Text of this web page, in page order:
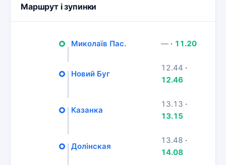
Маршрут і зупинки
Миколаїв Пас. — · 11.20
Новий Буг
12.44 ·
12.46
Казанка
13.13 ·
13.15
Долінская
13.48 ·
14.08